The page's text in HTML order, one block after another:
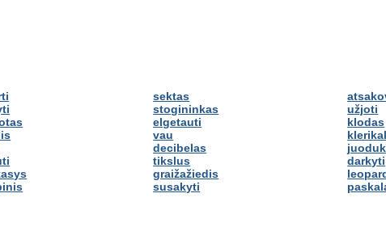
sektas
stogininkas
elgetauti
vau
decibelas
tikslus
graižažiedis
susakyti
užjoti
klodas
darkyti